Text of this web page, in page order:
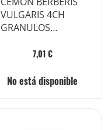
VULGARIS 4CH
GRANULOS
7,01 €
No está disponible